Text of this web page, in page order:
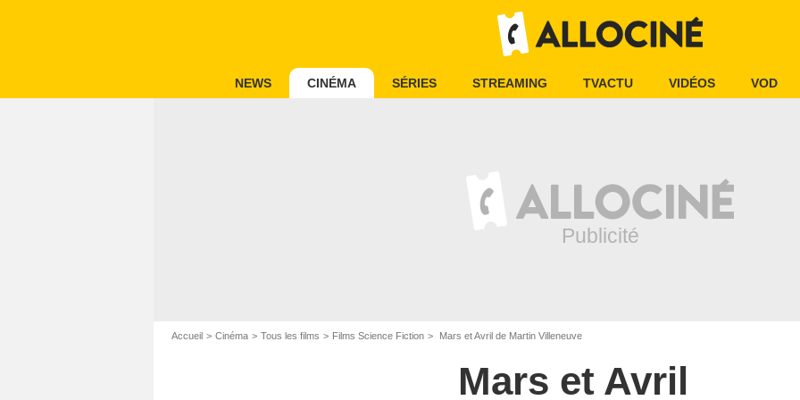
NEWS CINÉMA SÉRIES STREAMING TVACTU VIDÉOS VOD
Accueil Cinéma Tous les films Films Science Fiction Mars et Avril de Martin Villeneuve
Mars et Avril